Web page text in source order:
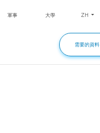
軍事 大學 ZH
需要的資料